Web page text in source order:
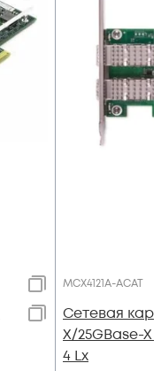
MCX4121A-ACAT
Сетевая
X/25GBase-
4 Lx